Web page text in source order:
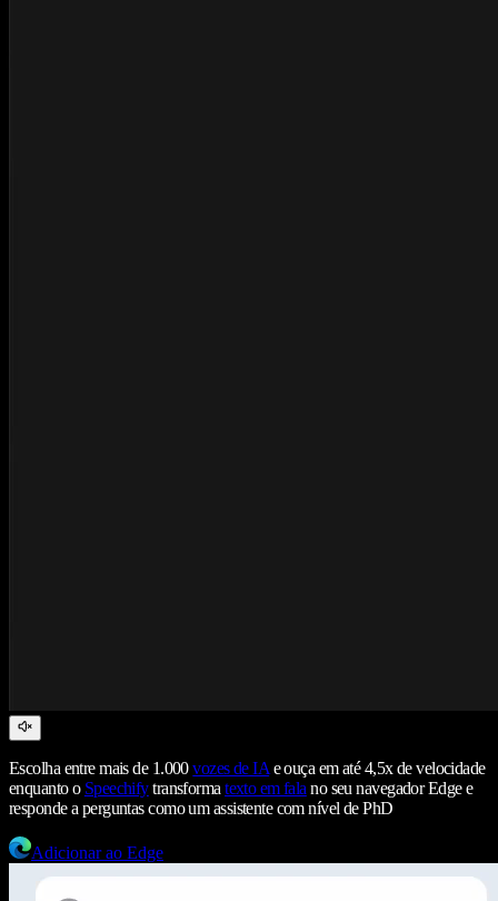
Escolha entre mais de 1.000vozes de IA e ouça em até 4,5x de velocidade
enquanto o Speechifytransformatexto em fala no seu navegador Edge e
responde a perguntas como um assistente com nível de PhD
Adicionar ao Edge